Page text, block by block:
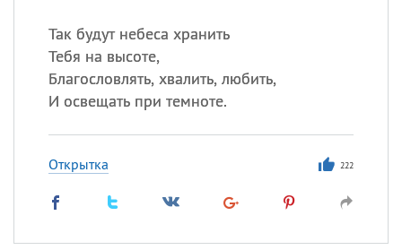
Так будут небеса хранить
Тебя на высоте,
Благословлять, хвалить, любить,
И освещать при темноте.
Открытка 222